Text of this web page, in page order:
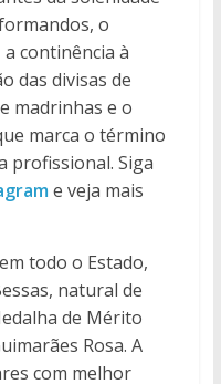
o
continência à
das divisas de
madrinhas e o
marca o término
profissional. Siga
e veja mais
todo o Estado,
natural de
de Mérito
Rosa. A
com melhor